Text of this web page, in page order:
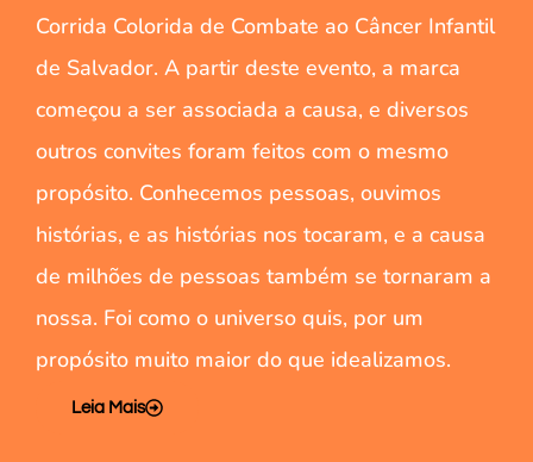
Corrida Colorida de Combate ao Câncer Infantil
de Salvador. A partir deste evento, a marca
começou a ser associada a causa, e diversos
outros convites foram feitos com o mesmo
propósito. Conhecemos pessoas, ouvimos
histórias, e as histórias nos tocaram, e a causa
de milhões de pessoas também se tornaram a
nossa. Foi como o universo quis, por um
propósito muito maior do que idealizamos.
Leia Mais